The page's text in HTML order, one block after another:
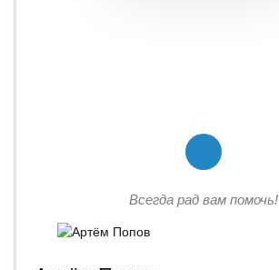
Всегда рад вам помочь!